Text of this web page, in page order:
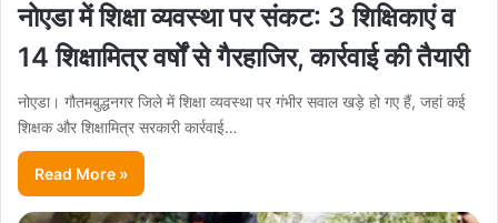
नोएडा में शिक्षा व्यवस्था पर संकट: 3 शिक्षिकाएं व
14 शिक्षामित्र वर्षों से गैरहाजिर, कार्रवाई की तैयारी
नोएडा। गौतमबुद्धनगर जिले में शिक्षा व्यवस्था पर गंभीर सवाल खड़े हो गए हैं, जहां कई
शिक्षक और शिक्षामित्र सरकारी कार्रवाई…
Read More »